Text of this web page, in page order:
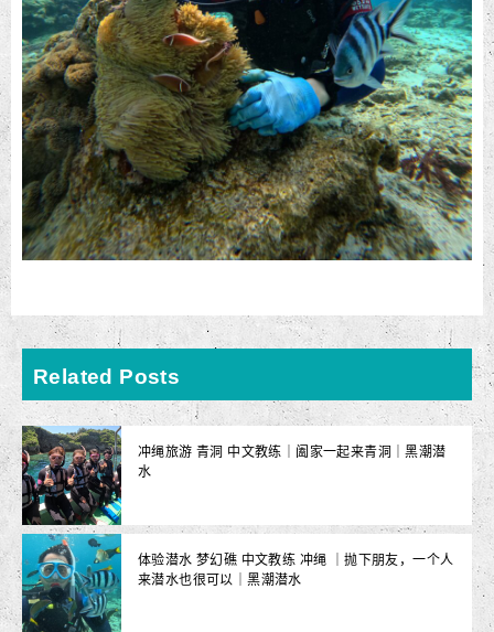
Related Posts
冲绳旅游 青洞 中文教练｜阖家一起来青洞｜黑潮潜
水
体验潜水 梦幻礁 中文教练 冲绳 ｜抛下朋友，一个人
来潜水也很可以｜黑潮潜水